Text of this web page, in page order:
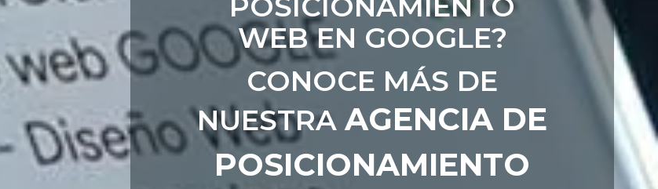
WEB EN GOOGLE?
CONOCE MÁS DE
NUESTRA AGENCIA DE
POSICIONAMIENTO